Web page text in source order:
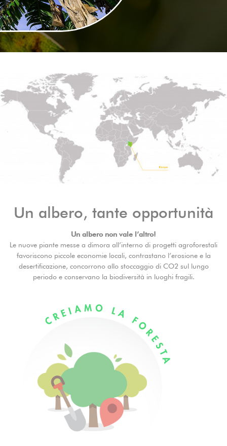
Un albero, tante opportunità
Un albero non vale l’altro!
Le nuove piante messe a dimora all’interno di progetti agroforestali
favoriscono piccole economie locali, contrastano l’erosione e la
desertificazione, concorrono allo stoccaggio di CO2 sul lungo
periodo e conservano la biodiversità in luoghi fragili.